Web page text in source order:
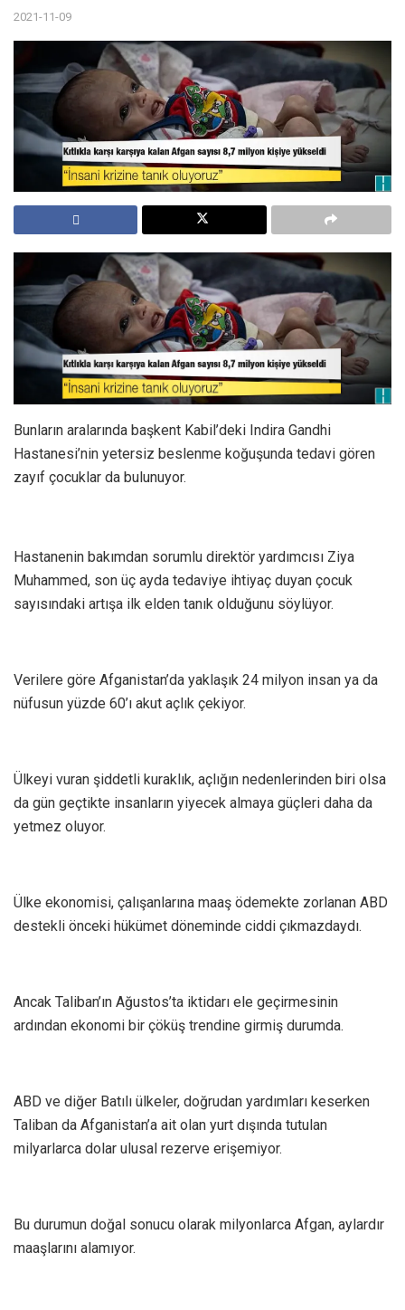
2021-11-09
Bunların aralarında başkent Kabil’deki Indira Gandhi
Hastanesi’nin yetersiz beslenme koğuşunda tedavi gören
zayıf çocuklar da bulunuyor.
Hastanenin bakımdan sorumlu direktör yardımcısı Ziya
Muhammed, son üç ayda tedaviye ihtiyaç duyan çocuk
sayısındaki artışa ilk elden tanık olduğunu söylüyor.
Verilere göre Afganistan’da yaklaşık 24 milyon insan ya da
nüfusun yüzde 60’ı akut açlık çekiyor.
Ülkeyi vuran şiddetli kuraklık, açlığın nedenlerinden biri olsa
da gün geçtikte insanların yiyecek almaya güçleri daha da
yetmez oluyor.
Ülke ekonomisi, çalışanlarına maaş ödemekte zorlanan ABD
destekli önceki hükümet döneminde ciddi çıkmazdaydı.
Ancak Taliban’ın Ağustos’ta iktidarı ele geçirmesinin
ardından ekonomi bir çöküş trendine girmiş durumda.
ABD ve diğer Batılı ülkeler, doğrudan yardımları keserken
Taliban da Afganistan’a ait olan yurt dışında tutulan
milyarlarca dolar ulusal rezerve erişemiyor.
Bu durumun doğal sonucu olarak milyonlarca Afgan, aylardır
maaşlarını alamıyor.